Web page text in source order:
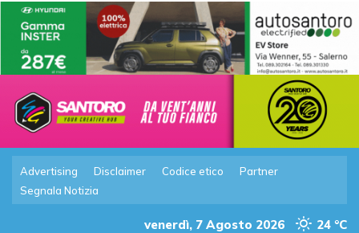
Advertising Disclaimer Codice etico
Partner
Segnala Notizia
venerdì, 7 Agosto 2026 24 °C